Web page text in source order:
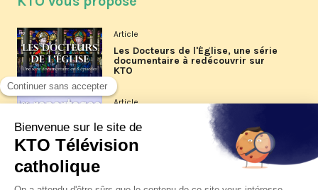
Article
Les Docteurs de l'Église, une série
documentaire à redécouvrir sur
KTO
Article
Les reportages d'été 2026 de KTO
La visite pastorale du pape Léon